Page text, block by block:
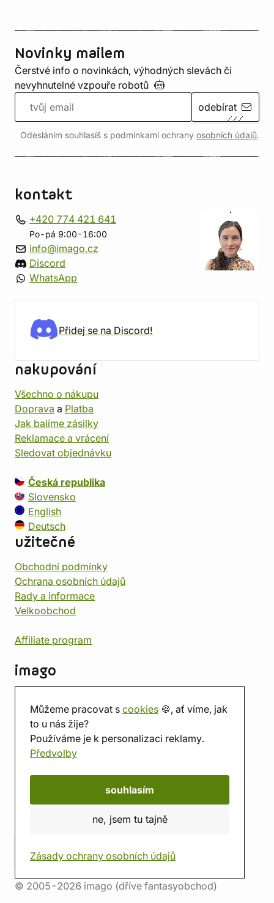
Můžeme pracovat s cookies 🍪, ať víme, jak
to u nás žije?
Používáme je k personalizaci reklamy.
Předvolby
souhlasím
ne, jsem tu tajně
Zásady ochrany osobních údajů
Novinky mailem
Čerstvé info o novinkách, výhodných slevách či
nevyhnutelné vzpouře robotů
odebírat
Odesláním souhlasíš s podmínkami ochrany osobních údajů.
kontakt
+420 774 421 641
Po-pá 9:00-16:00
info@imago.cz
Discord
WhatsApp
Přidej se na Discord!
nakupování
Všechno o nákupu
Doprava a Platba
Jak balíme zásilky
Reklamace a vrácení
Sledovat objednávku
Česká republika
Slovensko
English
Deutsch
užitečné
Obchodní podmínky
Ochrana osobních údajů
Rady a informace
Velkoobchod
Affiliate program
imago
Prodejna
Herna
O nás
Hodnocení obchodu
© 2005-2026 imago (dříve fantasyobchod)